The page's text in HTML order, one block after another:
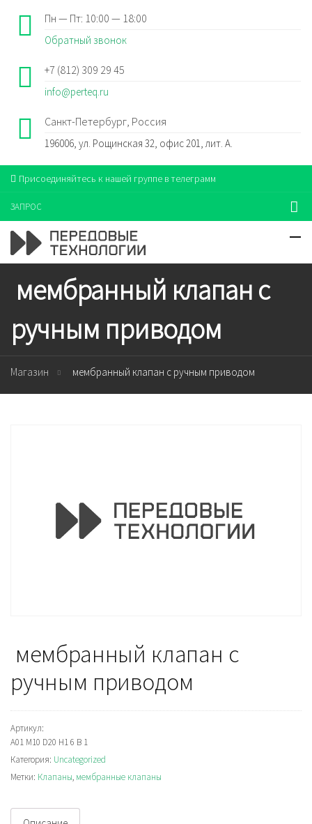
Пн — Пт: 10:00 — 18:00
Обратный звонок
+7 (812) 309 29 45
info@perteq.ru
Санкт-Петербург, Россия
196006, ул. Рощинская 32, офис 201, лит. А.
Присоединяйтесь к нашей группе в телеграмм
ЗАПРОС
мембранный клапан с
ручным приводом
Магазин мембранный клапан с ручным приводом
мембранный клапан с
ручным приводом
Артикул:
A01 M10 D20 H1 6 B 1
Категория: Uncategorized
Метки: Клапаны, мембранные клапаны